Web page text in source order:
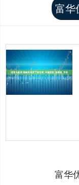
富华
富华